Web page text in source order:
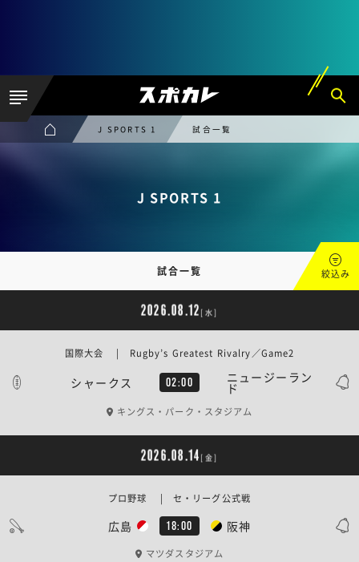
J SPORTS 1 試合一覧
J SPORTS 1
試合一覧 絞込み
2026.08.12 [水]
シャークス 02:00 ニュージーラン
ド
国際大会 | Rugby’s Greatest Rivalry／Game2
キングス・パーク・スタジアム
2026.08.14 [金]
広島 18:00 阪神
プロ野球 | セ・リーグ公式戦
マツダスタジアム